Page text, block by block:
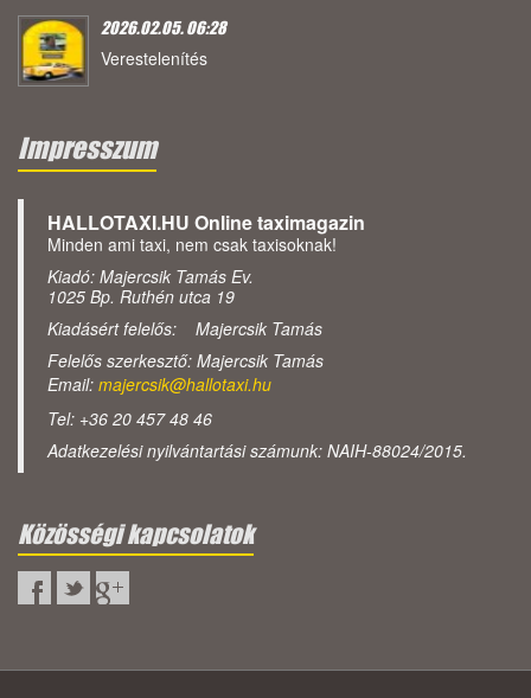
2026.02.05. 06:28
Verestelenítés
Impresszum
HALLOTAXI.HU Online taximagazin
Minden ami taxi, nem csak taxisoknak!
Kiadó: Majercsik Tamás Ev.
1025 Bp. Ruthén utca 19
Kiadásért felelős: Majercsik Tamás
Felelős szerkesztő: Majercsik Tamás
Email: majercsik@hallotaxi.hu
Tel: +36 20 457 48 46
Adatkezelési nyilvántartási számunk: NAIH-88024/2015.
Közösségi kapcsolatok